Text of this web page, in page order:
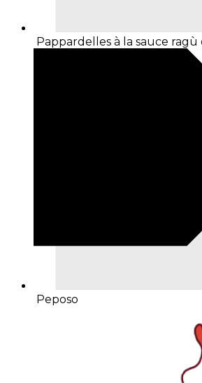
Pappardelles à la sauce ragù
Peposo